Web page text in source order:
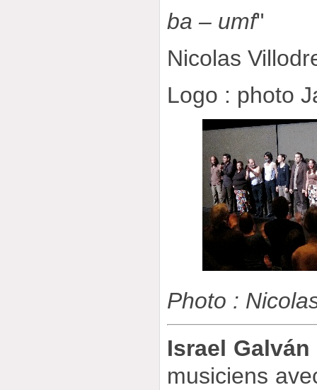
ba – umf"
Nicolas
Logo : photo
Photo :
Israel Galván
musiciens